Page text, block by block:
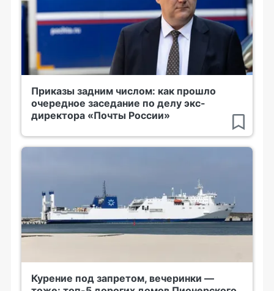
Приказы задним числом: как прошло
очередное заседание по делу экс-
директора «Почты России»
Курение под запретом, вечеринки —